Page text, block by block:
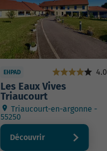
EHPAD 4.0
Les Eaux Vives
Triaucourt
Triaucourt-en-argonne -
55250
Découvrir